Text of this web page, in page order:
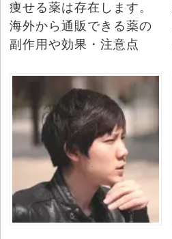
痩せる薬は存在します。
海外から通販できる薬の
副作用や効果・注意点